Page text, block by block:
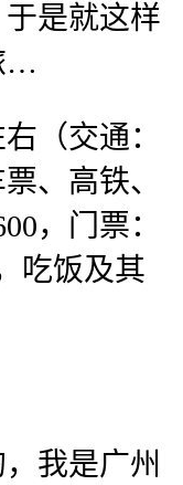
是就这样
…
（交通：
、高铁、
，门票：
吃饭及其
我是广州